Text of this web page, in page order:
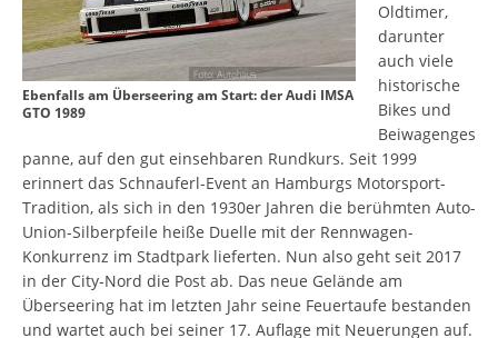
Ebenfalls am Überseering am Start: der Audi IMSA
GTO 1989
Oldtimer,
darunter
auch viele
historische
Bikes und
Beiwagenges
panne, auf den gut einsehbaren Rundkurs. Seit 1999
erinnert das Schnauferl-Event an Hamburgs Motorsport-
Tradition, als sich in den 1930er Jahren die berühmten Auto-
Union-Silberpfeile heiße Duelle mit der Rennwagen-
Konkurrenz im Stadtpark lieferten. Nun also geht seit 2017
in der City-Nord die Post ab. Das neue Gelände am
Überseering hat im letzten Jahr seine Feuertaufe bestanden
und wartet auch bei seiner 17. Auflage mit Neuerungen auf.